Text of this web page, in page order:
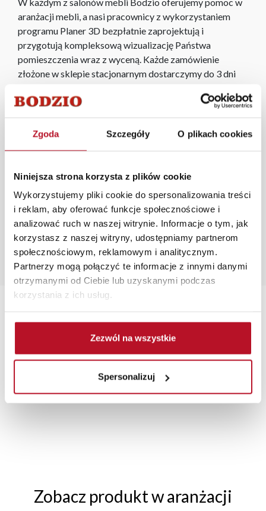
Zgoda Szczegóły O plikach cookies
Niniejsza strona korzysta z plików cookie
Wykorzystujemy pliki cookie do spersonalizowania treści
i reklam, aby oferować funkcje społecznościowe i
analizować ruch w naszej witrynie. Informacje o tym, jak
korzystasz z naszej witryny, udostępniamy partnerom
społecznościowym, reklamowym i analitycznym.
Partnerzy mogą połączyć te informacje z innymi danymi
otrzymanymi od Ciebie lub uzyskanymi podczas
korzystania z ich usług.
Zezwól na wszystkie
Spersonalizuj
aranżacji mebli, a nasi pracownicy z wykorzystaniem
programu Planer 3D bezpłatnie zaprojektują i
przygotują kompleksową wizualizację Państwa
pomieszczenia wraz z wyceną. Każde zamówienie
złożone w sklepie stacjonarnym dostarczymy do 3 dni
zamówień internetowych czas dostawy wynosi do 5 dni
zamówienia powyżej 1000 zł dostarczamy gratis
Rzeczywiste kolory i struktura materiałów mogą różnić
się od widocznych na ekranie, zależnie od ustawień
monitora, rodzaju wyświetlacza i oświetlenia.
Popularne wyszukiwania:
lustra pokojowe|sofa rozkładana do przodu|kanapy
narożne z funkcją spania| komoda wenge |fotel
obrotowy do biurka
TRANSPORT MEBLI
RATY 0% W
FIRMOWYCH
BEZPIECZNE
Zobacz produkt w aranżacji